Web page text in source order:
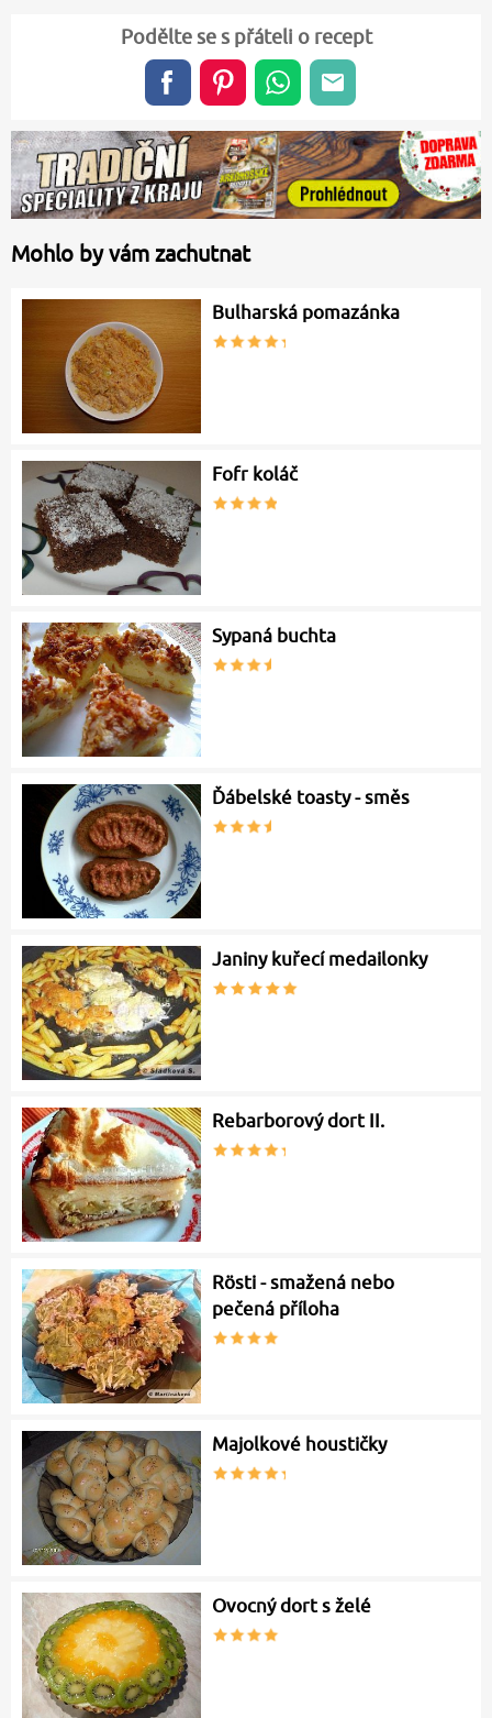
Podělte se s přáteli o recept
Mohlo by vám zachutnat
Bulharská pomazánka
Fofr koláč
Sypaná buchta
Ďábelské toasty - směs
Janiny kuřecí medailonky
Rebarborový dort II.
Rösti - smažená nebo
pečená příloha
Majolkové houstičky
Ovocný dort s želé